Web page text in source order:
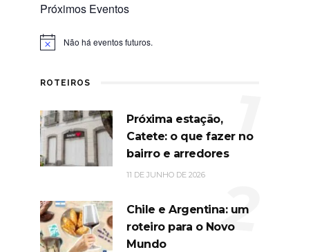
Próximos Eventos
Notice Não há eventos futuros.
ROTEIROS
Próxima estação,
Catete: o que fazer no
bairro e arredores
11 DE JUNHO DE 2026
1
Chile e Argentina: um
roteiro para o Novo
Mundo
2